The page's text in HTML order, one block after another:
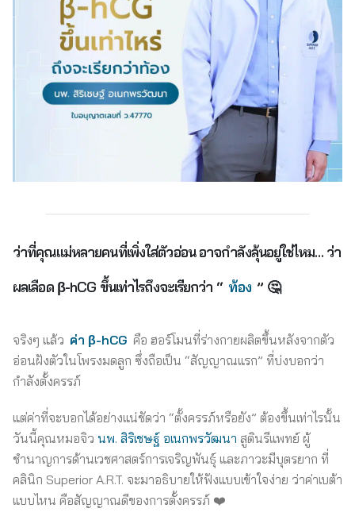
ว่าที่คุณแม่หลายคนที่เพิ่งใส่ตัวอ่อน อาจกำลังลุ้นอยู่ใช่ไหม… ว่า
ผลเลือด β-hCG ขึ้นเท่าไรถึงจะเรียกว่า “ ท้อง ” 🤔
จริงๆ แล้ว ค่า β-hCG คือ ฮอร์โมนที่ร่างกายผลิตขึ้นหลังจากตัว
อ่อนฝังตัวในโพรงมดลูก ซึ่งถือเป็น “สัญญาณแรก” ที่บ่งบอกว่า
กำลังตั้งครรภ์
แต่ค่าที่จะบอกได้อย่างแน่ชัดว่า “ตั้งครรภ์หรือยัง” ต้องขึ้นเท่าไรนั้น
วันนี้คุณหมอจิว นพ. สิริเชษฐ์ อเนกพรวัฒนา สูตินรีแพทย์ ผู้
ชำนาญการด้านเวชศาสตร์การเจริญพันธุ์ และภาวะมีบุตรยาก ที่
คลินิก Superior A.R.T. จะมาอธิบายให้ฟังแบบเข้าใจง่าย ว่าค่าเบต้า
แบบไหน คือสัญญาณดีของการตั้งครรภ์ ❤️